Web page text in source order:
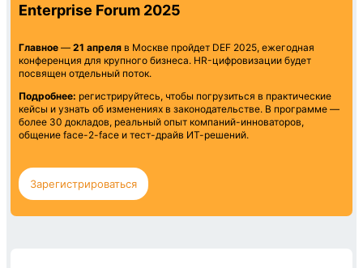
Enterprise Forum 2025
Главное — 21 апреля в Москве пройдет DEF 2025, ежегодная
конференция для крупного бизнеса. HR-цифровизации будет
посвящен отдельный поток.
Подробнее: регистрируйтесь, чтобы погрузиться в практические
кейсы и узнать об изменениях в законодательстве. В программе —
более 30 докладов, реальный опыт компаний-инноваторов,
общение face-2-face и тест-драйв ИТ-решений.
Зарегистрироваться